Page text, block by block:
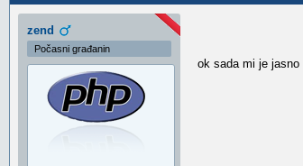
zend
Počasni građanin
ok sada mi je jasno